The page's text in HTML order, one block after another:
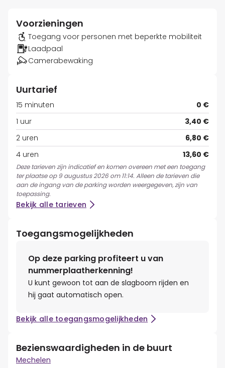
Voorzieningen
Toegang voor personen met beperkte mobiliteit
Laadpaal
Camerabewaking
Uurtarief
15 minuten
0 €
1 uur
3,40 €
2 uren
6,80 €
4 uren
13,60 €
Deze tarieven zijn indicatief en komen overeen met een toegang
ter plaatse op 9 augustus 2026 om 11:14. Alleen de tarieven die
aan de ingang van de parking worden weergegeven, zijn van
toepassing.
Bekijk alle tarieven
Toegangsmogelijkheden
Op deze parking profiteert u van
nummerplaatherkenning!
U kunt gewoon tot aan de slagboom rijden en
hij gaat automatisch open.
Bekijk alle toegangsmogelijkheden
Bezienswaardigheden in de buurt
Mechelen